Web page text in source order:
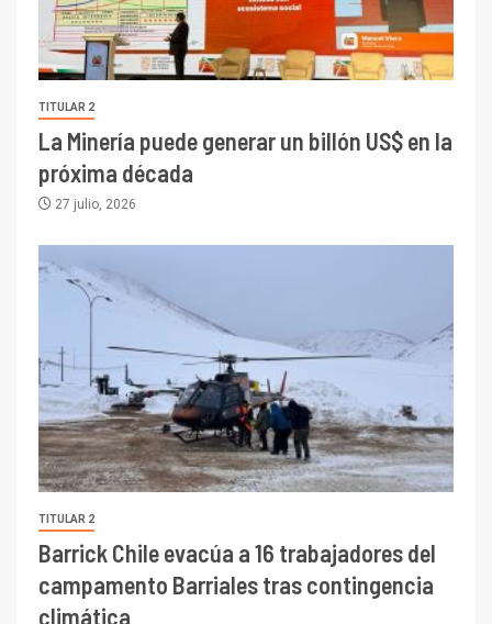
TITULAR 2
La Minería puede generar un billón US$ en la
próxima década
27 julio, 2026
TITULAR 2
Barrick Chile evacúa a 16 trabajadores del
campamento Barriales tras contingencia
climática